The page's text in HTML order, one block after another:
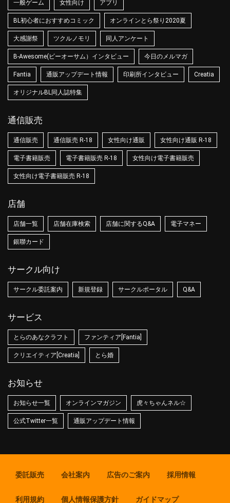
一般ゲーム 女性向け アプリ
BL初心者におすすめコミック オンラインとら祭り2020夏
大感謝祭 ツクルノモリ 同人アンケート
B-Awesome(ビーオーサム）インタビュー 今日のメルマガ
Fantia 通販アップデート情報 印刷所インタビュー Creatia
オリジナルBL同人誌特集
通信販売
通信販売 通信販売 R-18 女性向け通販 女性向け通販 R-18
電子書籍販売 電子書籍販売 R-18 女性向け電子書籍販売
女性向け電子書籍販売 R-18
店舗
店舗一覧 店舗在庫検索 店舗に関するQ&A 電子マネー
銀聯カード
サークル向け
サークル委託案内 新規登録 サークルポータル Q&A
サービス
とらのあなクラフト ファンティア[Fantia]
クリエイティア[Creatia] とら婚
お知らせ
お知らせ一覧 オンラインマガジン 虎々ちゃんネル☆
公式Twitter一覧 通販アップデート情報
委託販売 会社案内 広告のご案内 採用情報
利用規約 個人情報保護方針 ガイドマップ